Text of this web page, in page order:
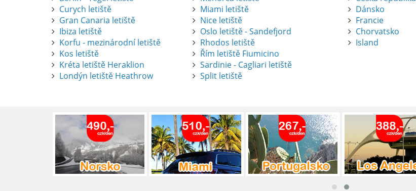
Curych letiště
Gran Canaria letiště
Ibiza letiště
Korfu - mezinárodní letiště
Kos letiště
Kréta letiště Heraklion
Londýn letiště Heathrow
Miami letiště
Nice letiště
Oslo letiště - Sandefjord
Rhodos letiště
Řím letiště Fiumicino
Sardinie - Cagliari letiště
Split letiště
Dánsko
Francie
Chorvatsko
Island
Pronájem auta na letišti Alicante
Půjčení auta na letišti v Alicante je výborný způsob, jak pohodlně
číst :
celý článek
Pronájem auta na letišti Lefkada: Kompletní průvodce
Půjčení auta na letišti Lefkada je skvělý způsob, jak prozkoumat ostrov